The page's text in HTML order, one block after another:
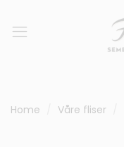
Home Våre fliser